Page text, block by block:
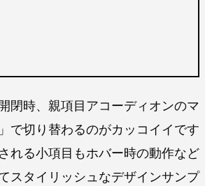
閉時、親項目アコーディオンのマ
で切り替わるのがカッコイイです
れる小項目もホバー時の動作など
スタイリッシュなデザインサンプ